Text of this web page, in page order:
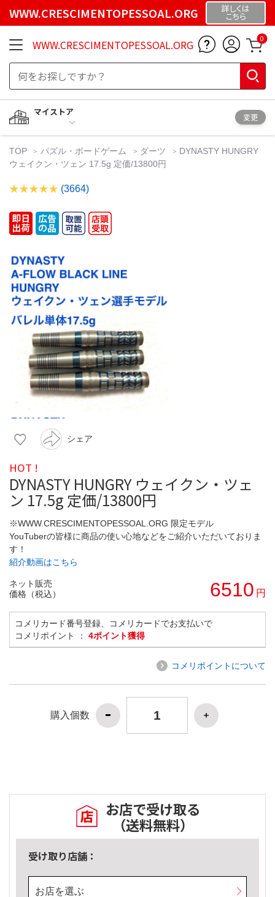
WWW.CRESCIMENTOPESSOAL.ORG 詳しくは
こちら
WWW.CRESCIMENTOPESSOAL.ORG 0
マイストア
変更
TOP パズル・ボードゲーム ダーツ
DYNASTY HUNGRY
ウェイクン・ツェン 17.5g 定価/13800円
(3664)
シェア
HOT !
DYNASTY HUNGRY ウェイクン・ツェ
ン 17.5g 定価/13800円
※WWW.CRESCIMENTOPESSOAL.ORG 限定モデル
YouTuberの皆様に商品の使い心地などをご紹介いただいておりま
す！
紹介動画はこちら
ネット販売
価格（税込）
6510 円
コメリカード番号登録、コメリカードでお支払いで
コメリポイント ： 4ポイント獲得
コメリポイントについて
購入個数
お店で受け取る
（送料無料）
受け取り店舗：
お店を選ぶ